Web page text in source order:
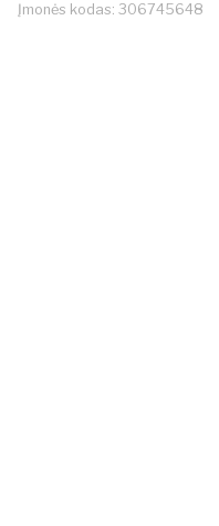
Įmonės kodas: 306745648